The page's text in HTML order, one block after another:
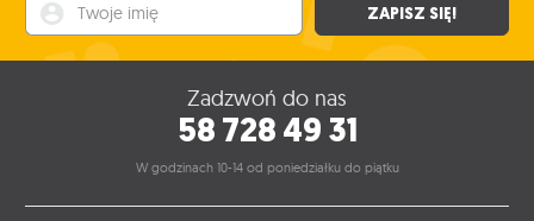
ZAPISZ SIĘ!
Zadzwoń do nas
58 728 49 31
W godzinach 10-14 od poniedziałku do piątku